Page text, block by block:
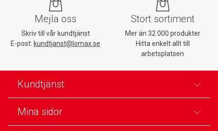
Mejla oss
Skriv till vår kundtjänst
E-post: kundtjanst@lomax.se
Stort sortiment
Mer än 32 000 produkter
Hitta enkelt allt till
arbetsplatsen
Kundtjänst
Mina sidor